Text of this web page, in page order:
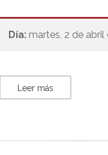
Día: martes, 2 de abril
Leer más